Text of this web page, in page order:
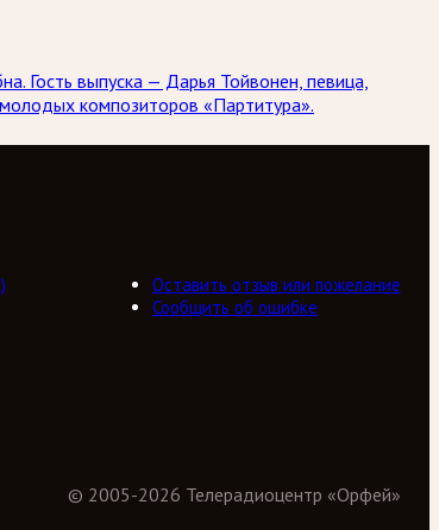
Гость выпуска — Дарья Тойвонен, певица,
молодых композиторов «Партитура».
Оставить отзыв или пожелание
Сообщить об ошибке
© 2005-2026 Телерадиоцентр «Орфей»